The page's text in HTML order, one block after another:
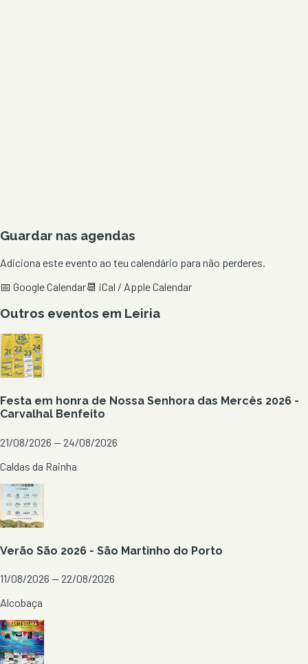
Guardar nas agendas
Adiciona este evento ao teu calendário para não perderes.
📅 Google Calendar📆 iCal / Apple Calendar
Outros eventos em Leiria
Festa em honra de Nossa Senhora das Mercês 2026 -
Carvalhal Benfeito
21/08/2026 — 24/08/2026
Caldas da Rainha
Verão São 2026 - São Martinho do Porto
11/08/2026 — 22/08/2026
Alcobaça